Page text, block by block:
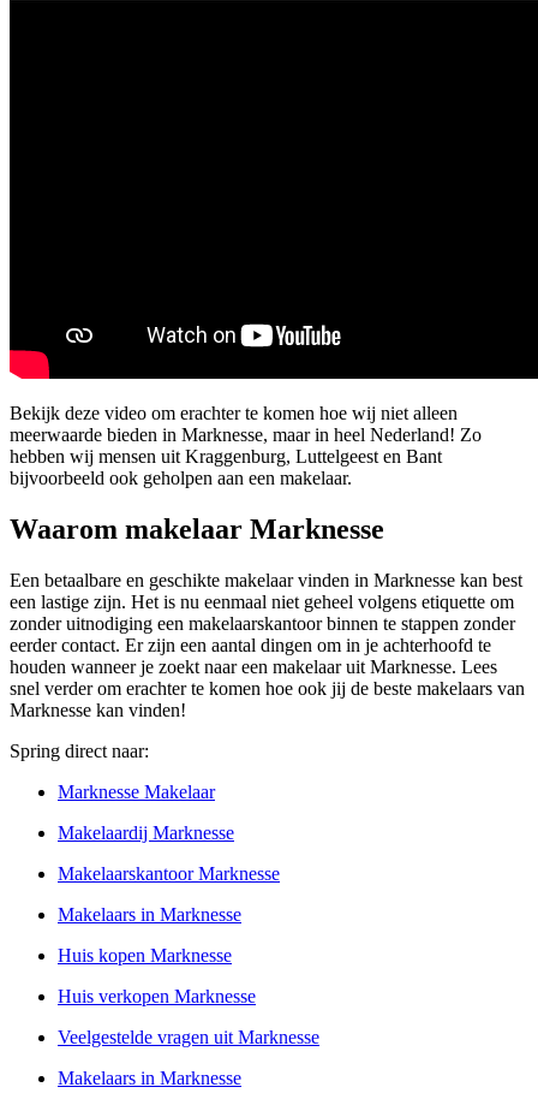
Bekijk deze video om erachter te komen hoe wij niet alleen
meerwaarde bieden in Marknesse, maar in heel Nederland! Zo
hebben wij mensen uit Kraggenburg, Luttelgeest en Bant
bijvoorbeeld ook geholpen aan een makelaar.
Waarom makelaar Marknesse
Een betaalbare en geschikte makelaar vinden in Marknesse kan best
een lastige zijn. Het is nu eenmaal niet geheel volgens etiquette om
zonder uitnodiging een makelaarskantoor binnen te stappen zonder
eerder contact. Er zijn een aantal dingen om in je achterhoofd te
houden wanneer je zoekt naar een makelaar uit Marknesse. Lees
snel verder om erachter te komen hoe ook jij de beste makelaars van
Marknesse kan vinden!
Spring direct naar:
Marknesse Makelaar
Makelaardij Marknesse
Makelaarskantoor Marknesse
Makelaars in Marknesse
Huis kopen Marknesse
Huis verkopen Marknesse
Veelgestelde vragen uit Marknesse
Makelaars in Marknesse